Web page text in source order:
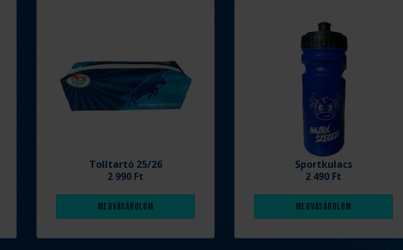
Tolltartó 25/26
2 990 Ft
Megvásárolom
Sportkulacs
2 490 Ft
Megvásárolom